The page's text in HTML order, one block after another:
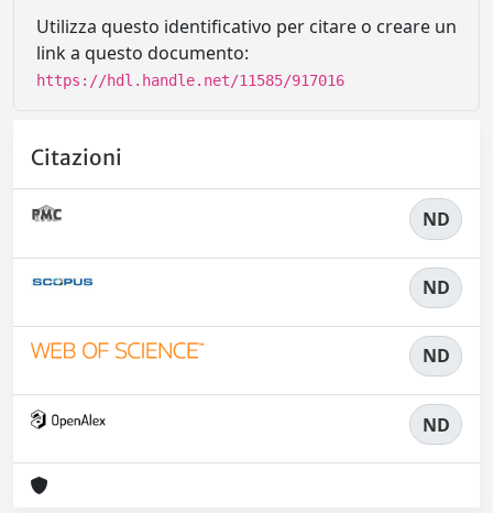
Utilizza questo identificativo per citare o creare un
link a questo documento:
https://hdl.handle.net/11585/917016
Citazioni
ND
ND
ND
ND